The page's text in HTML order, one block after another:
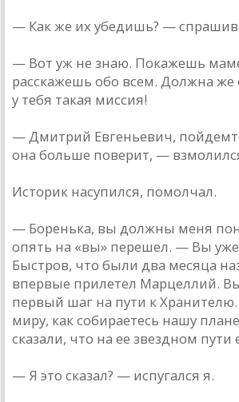
— Как же их убедишь? —
— Вот уж не знаю. Покажешь
расскажешь обо всем. Должна же
у тебя такая миссия!
— Дмитрий Евгеньевич,
она больше поверит, —
Историк насупился, помолчал.
— Боренька, вы должны меня
опять на «вы» перешел. — Вы уже
Быстров, что были два месяца
впервые прилетел Марцеллий.
первый шаг на пути к
миру, как собираетесь нашу
сказали, что на ее звездном пути
— Я это сказал? — испугался я.